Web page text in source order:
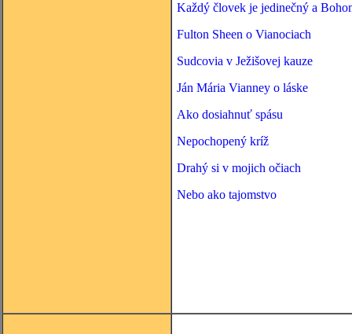
Každý človek je jedinečný a
Fulton Sheen o Vianociach
Sudcovia v Ježišovej kauze
Ján Mária Vianney o láske
Ako dosiahnuť spásu
Nepochopený kríž
Drahý si v mojich očiach
Nebo ako tajomstvo